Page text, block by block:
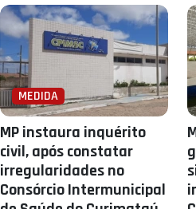
MEDIDA
MP instaura inquérito
civil, após constatar
irregularidades no
Consórcio Intermunicipal